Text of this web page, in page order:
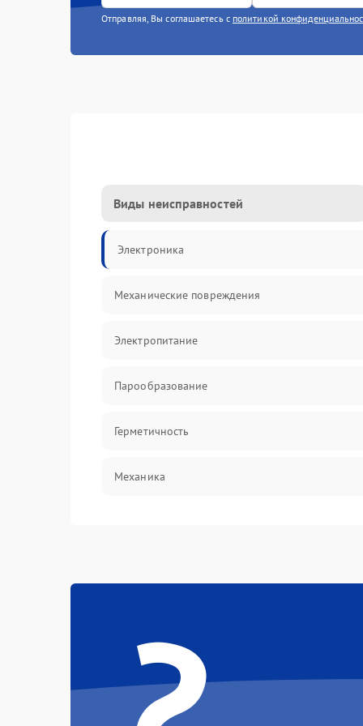
Отправляя, Вы соглашаетесь с политикой
Виды неисправностей
Электроника
Механические повреждения
Электропитание
Парообразование
Герметичность
Механика